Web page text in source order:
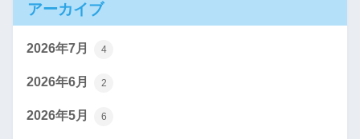
アーカイブ
2026年7月 4
2026年6月 2
2026年5月 6